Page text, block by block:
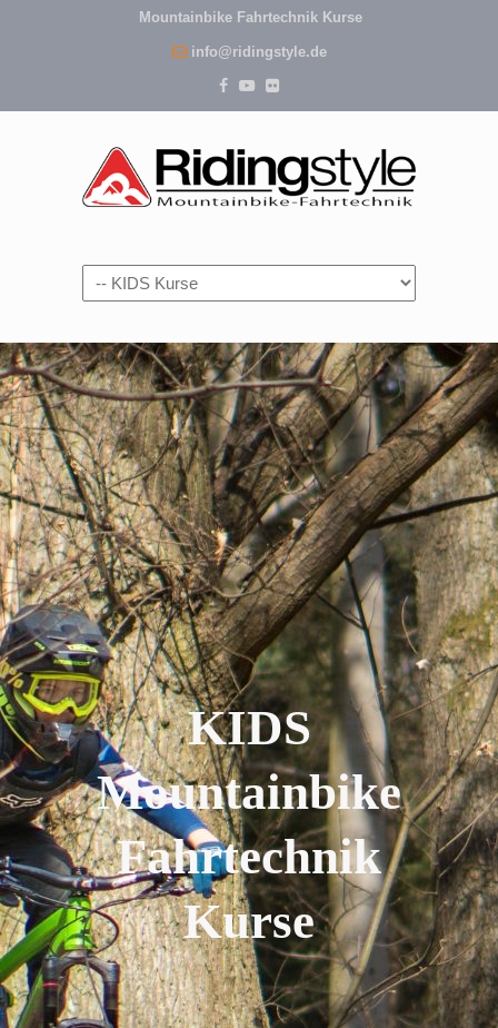
Mountainbike Fahrtechnik Kurse
info@ridingstyle.de
Navigation
KIDS
Mountainbike
Fahrtechnik
Kurse